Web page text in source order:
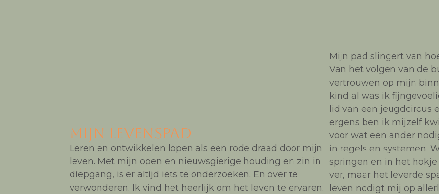
Mijn levenspad
Leren en ontwikkelen lopen als een rode draad door mijn
leven. Met mijn open en nieuwsgierige houding en zin in
diepgang, is er altijd iets te onderzoeken. En over te
verwonderen. Ik vind het heerlijk om het leven te ervaren.
Mijn pad slingert van
Van het volgen van de
vertrouwen op mijn
kind al was ik
lid van een jeugdcircus
ergens ben ik mijzelf
voor wat een ander
in regels en systemen.
springen en in het
ver, maar het leverde
leven nodigt mij op